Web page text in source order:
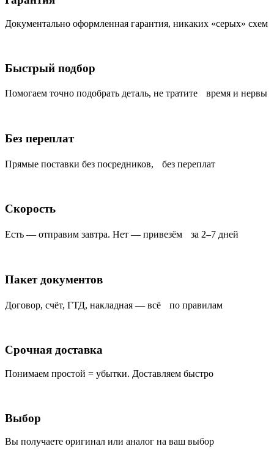
Документально оформленная гарантия, никаких «серых» схем
Быстрый подбор
Помогаем точно подобрать деталь, не тратите время и нервы
Без переплат
Прямые поставки без посредников, без переплат
Скорость
Есть — отправим завтра. Нет — привезём за 2–7 дней
Пакет документов
Договор, счёт, ГТД, накладная — всё по правилам
Срочная доставка
Понимаем простой = убытки. Доставляем быстро
Выбор
Вы получаете оригинал или аналог на ваш выбор